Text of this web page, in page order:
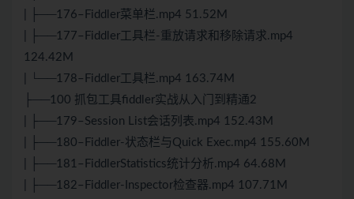
| ├──176–Fiddler菜单栏.mp4 51.52M
| ├──177–Fiddler工具栏-重放请求和移除请求.mp4
124.42M
| └──178–Fiddler工具栏.mp4 163.74M
├──100 抓包工具fiddler实战从入门到精通2
| ├──179–Session List会话列表.mp4 152.43M
| ├──180–Fiddler-状态栏与Quick Exec.mp4 155.60M
| ├──181–FiddlerStatistics统计分析.mp4 64.68M
| ├──182–Fiddler-Inspector检查器.mp4 107.71M